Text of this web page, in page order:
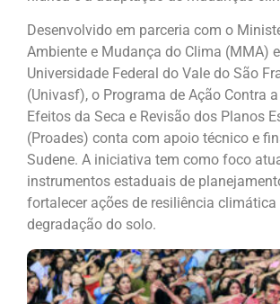
Desenvolvido em parceria com o
Ambiente e Mudança do Clima (MMA)
Universidade Federal do Vale do São
(Univasf), o Programa de Ação Contra
Efeitos da Seca e Revisão dos Planos
(Proades) conta com apoio técnico e
Sudene. A iniciativa tem como foco
instrumentos estaduais de
fortalecer ações de resiliência climática
degradação do solo.